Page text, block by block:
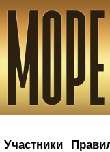
Участники